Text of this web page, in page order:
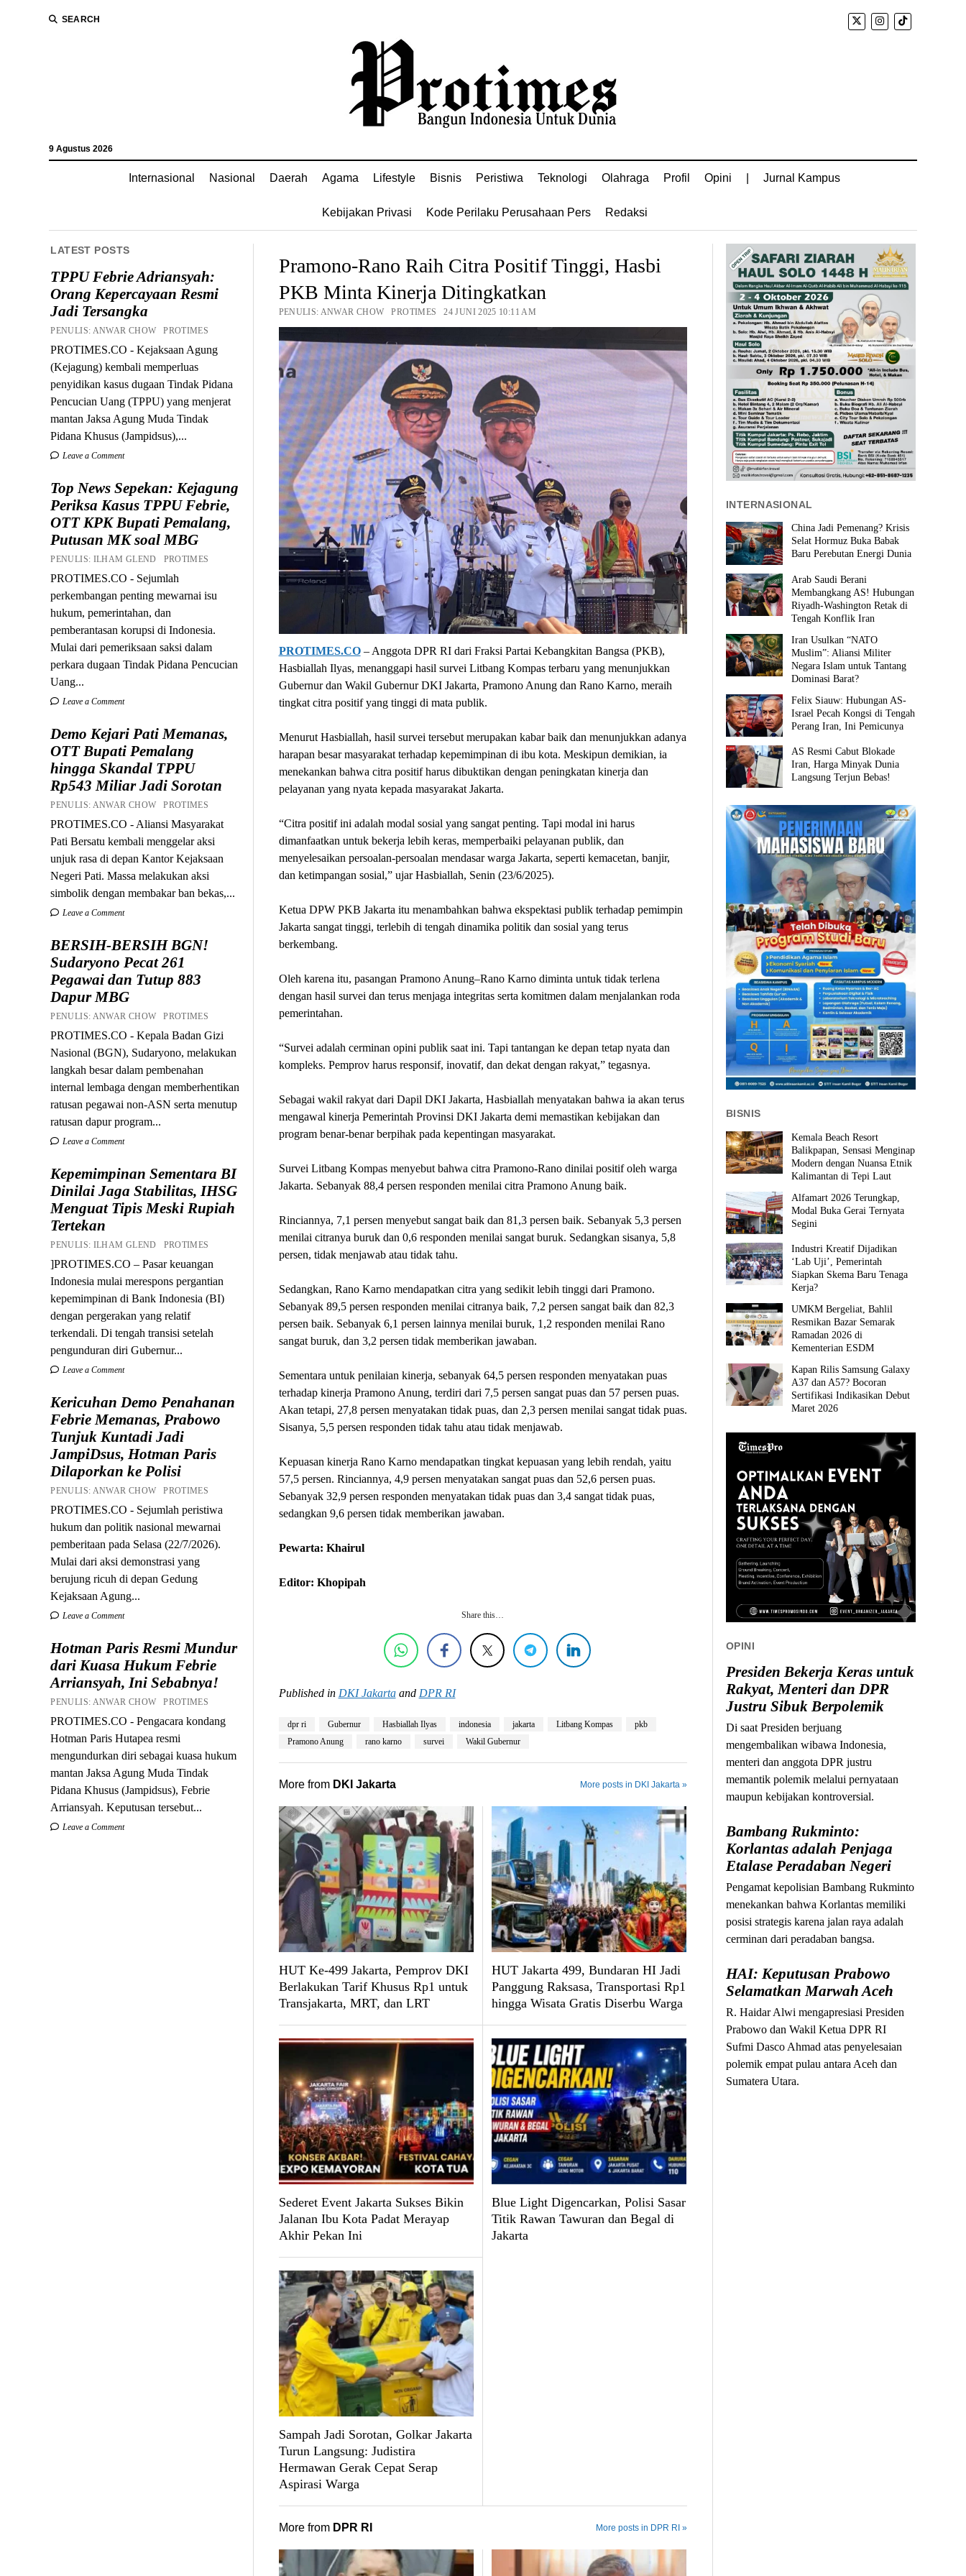
SEARCH
9 Agustus 2026
Internasional Nasional Daerah Agama Lifestyle Bisnis Peristiwa Teknologi Olahraga Profil Opini Jurnal Kampus
Kebijakan Privasi Kode Perilaku Perusahaan Pers Redaksi
LATEST POSTS
TPPU Febrie Adriansyah:
Orang Kepercayaan Resmi
Jadi Tersangka
PENULIS: ANWAR CHOW PROTIMES
PROTIMES.CO - Kejaksaan Agung
(Kejagung) kembali memperluas
penyidikan kasus dugaan Tindak Pidana
Pencucian Uang (TPPU) yang menjerat
mantan Jaksa Agung Muda Tindak
Pidana Khusus (Jampidsus),...
Leave a Comment
Top News Sepekan: Kejagung
Periksa Kasus TPPU Febrie,
OTT KPK Bupati Pemalang,
Putusan MK soal MBG
PENULIS: ILHAM GLEND PROTIMES
PROTIMES.CO - Sejumlah
perkembangan penting mewarnai isu
hukum, pemerintahan, dan
pemberantasan korupsi di Indonesia.
Mulai dari pemeriksaan saksi dalam
perkara dugaan Tindak Pidana Pencucian
Uang...
Leave a Comment
Demo Kejari Pati Memanas,
OTT Bupati Pemalang
hingga Skandal TPPU
Rp543 Miliar Jadi Sorotan
PENULIS: ANWAR CHOW PROTIMES
PROTIMES.CO - Aliansi Masyarakat
Pati Bersatu kembali menggelar aksi
unjuk rasa di depan Kantor Kejaksaan
Negeri Pati. Massa melakukan aksi
simbolik dengan membakar ban bekas,...
Leave a Comment
BERSIH-BERSIH BGN!
Sudaryono Pecat 261
Pegawai dan Tutup 883
Dapur MBG
PENULIS: ANWAR CHOW PROTIMES
PROTIMES.CO - Kepala Badan Gizi
Nasional (BGN), Sudaryono, melakukan
langkah besar dalam pembenahan
internal lembaga dengan memberhentikan
ratusan pegawai non-ASN serta menutup
ratusan dapur program...
Leave a Comment
Kepemimpinan Sementara BI
Dinilai Jaga Stabilitas, IHSG
Menguat Tipis Meski Rupiah
Tertekan
PENULIS: ILHAM GLEND PROTIMES
]PROTIMES.CO – Pasar keuangan
Indonesia mulai merespons pergantian
kepemimpinan di Bank Indonesia (BI)
dengan pergerakan yang relatif
terkendali. Di tengah transisi setelah
pengunduran diri Gubernur...
Leave a Comment
Kericuhan Demo Penahanan
Febrie Memanas, Prabowo
Tunjuk Kuntadi Jadi
JampiDsus, Hotman Paris
Dilaporkan ke Polisi
PENULIS: ANWAR CHOW PROTIMES
PROTIMES.CO - Sejumlah peristiwa
hukum dan politik nasional mewarnai
pemberitaan pada Selasa (22/7/2026).
Mulai dari aksi demonstrasi yang
berujung ricuh di depan Gedung
Kejaksaan Agung...
Leave a Comment
Hotman Paris Resmi Mundur
dari Kuasa Hukum Febrie
Arriansyah, Ini Sebabnya!
PENULIS: ANWAR CHOW PROTIMES
PROTIMES.CO - Pengacara kondang
Hotman Paris Hutapea resmi
mengundurkan diri sebagai kuasa hukum
mantan Jaksa Agung Muda Tindak
Pidana Khusus (Jampidsus), Febrie
Arriansyah. Keputusan tersebut...
Leave a Comment
Pramono-Rano Raih Citra Positif Tinggi, Hasbi
PKB Minta Kinerja Ditingkatkan
PENULIS: ANWAR CHOW PROTIMES 24 JUNI 2025 10:11 AM
PROTIMES.CO– Anggota DPR RI dari Fraksi Partai Kebangkitan Bangsa (PKB),
Hasbiallah Ilyas, menanggapi hasil survei Litbang Kompas terbaru yang menunjukkan
Gubernur dan Wakil Gubernur DKI Jakarta, Pramono Anung dan Rano Karno, meraih
tingkat citra positif yang tinggi di mata publik.
Menurut Hasbiallah, hasil survei tersebut merupakan kabar baik dan menunjukkan adanya
harapan besar masyarakat terhadap kepemimpinan di ibu kota. Meskipun demikian, ia
menekankan bahwa citra positif harus dibuktikan dengan peningkatan kinerja dan
pelayanan yang nyata kepada masyarakat Jakarta.
“Citra positif ini adalah modal sosial yang sangat penting. Tapi modal ini harus
dimanfaatkan untuk bekerja lebih keras, memperbaiki pelayanan publik, dan
menyelesaikan persoalan-persoalan mendasar warga Jakarta, seperti kemacetan, banjir,
dan ketimpangan sosial,” ujar Hasbiallah, Senin (23/6/2025).
Ketua DPW PKB Jakarta itu menambahkan bahwa ekspektasi publik terhadap pemimpin
Jakarta sangat tinggi, terlebih di tengah dinamika politik dan sosial yang terus
berkembang.
Oleh karena itu, pasangan Pramono Anung–Rano Karno diminta untuk tidak terlena
dengan hasil survei dan terus menjaga integritas serta komitmen dalam menjalankan roda
pemerintahan.
“Survei adalah cerminan opini publik saat ini. Tapi tantangan ke depan tetap nyata dan
kompleks. Pemprov harus responsif, inovatif, dan dekat dengan rakyat,” tegasnya.
Sebagai wakil rakyat dari Dapil DKI Jakarta, Hasbiallah menyatakan bahwa ia akan terus
mengawal kinerja Pemerintah Provinsi DKI Jakarta demi memastikan kebijakan dan
program benar-benar berpihak pada kepentingan masyarakat.
Survei Litbang Kompas menyebut bahwa citra Pramono-Rano dinilai positif oleh warga
Jakarta. Sebanyak 88,4 persen responden menilai citra Pramono Anung baik.
Rinciannya, 7,1 persen menyebut sangat baik dan 81,3 persen baik. Sebanyak 5,3 persen
menilai citranya buruk dan 0,6 responden menilai sangat buruk. Sedangkan sisanya, 5,8
persen, tidak menjawab atau tidak tahu.
Sedangkan, Rano Karno mendapatkan citra yang sedikit lebih tinggi dari Pramono.
Sebanyak 89,5 persen responden menilai citranya baik, 7,2 persen sangat baik dan 82,3
persen baik. Sebanyak 6,1 persen lainnya menilai buruk, 1,2 responden menilai Rano
sangat buruk, dan 3,2 persen tidak memberikan jawaban.
Sementara untuk penilaian kinerja, sebanyak 64,5 persen responden menyatakan puas
terhadap kinerja Pramono Anung, terdiri dari 7,5 persen sangat puas dan 57 persen puas.
Akan tetapi, 27,8 persen menyatakan tidak puas, dan 2,3 persen menilai sangat tidak puas.
Sisanya, 5,5 persen responden tidak tahu atau tidak menjawab.
Kepuasan kinerja Rano Karno mendapatkan tingkat kepuasan yang lebih rendah, yaitu
57,5 persen. Rinciannya, 4,9 persen menyatakan sangat puas dan 52,6 persen puas.
Sebanyak 32,9 persen responden menyatakan tidak puas dan 3,4 sangat tidak puas,
sedangkan 9,6 persen tidak memberikan jawaban.
Pewarta: Khairul
Editor: Khopipah
Share this…
Published in DKI Jakartaand DPR RI
dpr ri Gubernur Hasbiallah Ilyas indonesia jakarta Litbang Kompas
pkb
Pramono Anung
rano karno survei Wakil Gubernur
More from DKI Jakarta More posts in DKI Jakarta »
HUT Ke-499 Jakarta, Pemprov DKI
Berlakukan Tarif Khusus Rp1 untuk
Transjakarta, MRT, dan LRT
HUT Jakarta 499, Bundaran HI Jadi
Panggung Raksasa, Transportasi Rp1
hingga Wisata Gratis Diserbu Warga
Sederet Event Jakarta Sukses Bikin
Jalanan Ibu Kota Padat Merayap
Akhir Pekan Ini
Blue Light Digencarkan, Polisi Sasar
Titik Rawan Tawuran dan Begal di
Jakarta
Sampah Jadi Sorotan, Golkar Jakarta
Turun Langsung: Judistira
Hermawan Gerak Cepat Serap
Aspirasi Warga
More from DPR RI More posts in DPR RI »
INTERNASIONAL
China Jadi Pemenang? Krisis
Selat Hormuz Buka Babak
Baru Perebutan Energi Dunia
Arab Saudi Berani
Membangkang AS! Hubungan
Riyadh-Washington Retak di
Tengah Konflik Iran
Iran Usulkan “NATO
Muslim”: Aliansi Militer
Negara Islam untuk Tantang
Dominasi Barat?
Felix Siauw: Hubungan AS-
Israel Pecah Kongsi di Tengah
Perang Iran, Ini Pemicunya
AS Resmi Cabut Blokade
Iran, Harga Minyak Dunia
Langsung Terjun Bebas!
BISNIS
Kemala Beach Resort
Balikpapan, Sensasi Menginap
Modern dengan Nuansa Etnik
Kalimantan di Tepi Laut
Alfamart 2026 Terungkap,
Modal Buka Gerai Ternyata
Segini
Industri Kreatif Dijadikan
‘Lab Uji’, Pemerintah
Siapkan Skema Baru Tenaga
Kerja?
UMKM Bergeliat, Bahlil
Resmikan Bazar Semarak
Ramadan 2026 di
Kementerian ESDM
Kapan Rilis Samsung Galaxy
A37 dan A57? Bocoran
Sertifikasi Indikasikan Debut
Maret 2026
OPINI
Presiden Bekerja Keras untuk
Rakyat, Menteri dan DPR
Justru Sibuk Berpolemik
Di saat Presiden berjuang
mengembalikan wibawa Indonesia,
menteri dan anggota DPR justru
memantik polemik melalui pernyataan
maupun kebijakan kontroversial.
Bambang Rukminto:
Korlantas adalah Penjaga
Etalase Peradaban Negeri
Pengamat kepolisian Bambang Rukminto
menekankan bahwa Korlantas memiliki
posisi strategis karena jalan raya adalah
cerminan dari peradaban bangsa.
HAI: Keputusan Prabowo
Selamatkan Marwah Aceh
R. Haidar Alwi mengapresiasi Presiden
Prabowo dan Wakil Ketua DPR RI
Sufmi Dasco Ahmad atas penyelesaian
polemik empat pulau antara Aceh dan
Sumatera Utara.